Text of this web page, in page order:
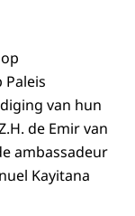
van hun
de Emir van
ambassadeur
Kayitana